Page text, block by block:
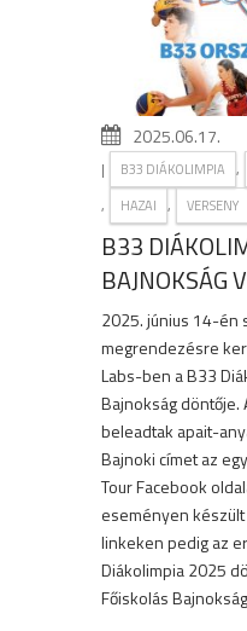
2025.06.17.
| B33 DIÁKOLIMPIA ,
, HAZAI , VERSENY
B33
BAJNOKSÁG
2025. június 14-én
megrendezésre
Labs-ben a B33
Bajnokság döntője.
beleadtak apait-
Bajnoki címet az
Tour Facebook
eseményen
linkeken pedig az
Diákolimpia 2025
Főiskolás